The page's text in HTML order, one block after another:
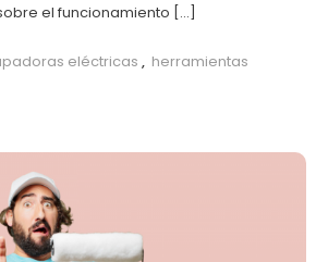
el funcionamiento […]
eléctricas , herramientas